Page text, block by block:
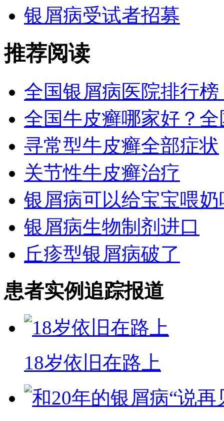
银屑病受试者招募
推荐阅读
全国银屑病医院排行
全国牛皮癣哪家好？
寻常型牛皮癣全部症状
关节性牛皮癣治疗
银屑病可以给宝宝喂奶
银屑病生物制剂进口
丘疹型银屑病破了
患者实例追踪报道
18岁依旧在路上